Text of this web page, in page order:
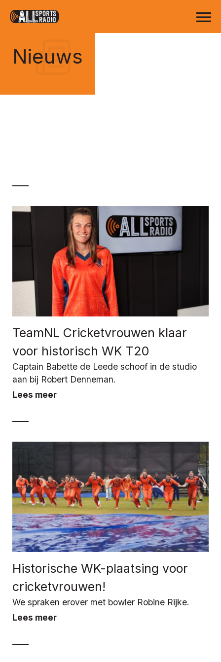
Nieuws
TeamNL Cricketvrouwen klaar
voor historisch WK T20
Captain Babette de Leede schoof in de studio
aan bij Robert Denneman.
Lees meer
Historische WK-plaatsing voor
cricketvrouwen!
We spraken erover met bowler Robine Rijke.
Lees meer